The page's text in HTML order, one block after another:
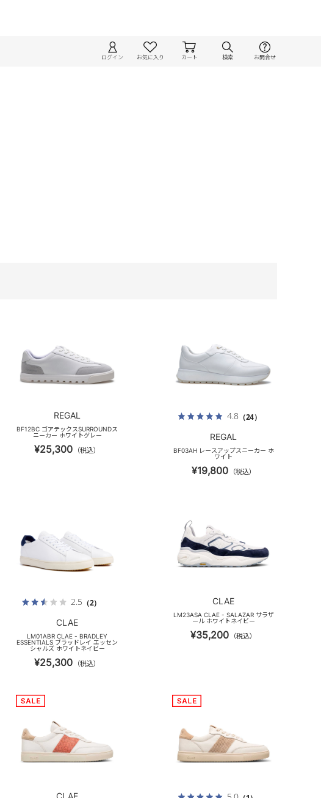
ログイン お気に入り カート 検索 お問合せ
REGAL
BF12BC ゴアテックスSURROUNDス
ニーカー ホワイトグレー
¥25,300 （税込）
4.8 （24）
REGAL
BF03AH レースアップスニーカー ホ
ワイト
¥19,800 （税込）
2.5 （2）
CLAE
LM01ABR CLAE - BRADLEY
ESSENTIALS ブラッドレイ エッセン
シャルズ ホワイトネイビー
¥25,300 （税込）
CLAE
LM23ASA CLAE - SALAZAR サラザ
ール ホワイトネイビー
¥35,200 （税込）
CLAE